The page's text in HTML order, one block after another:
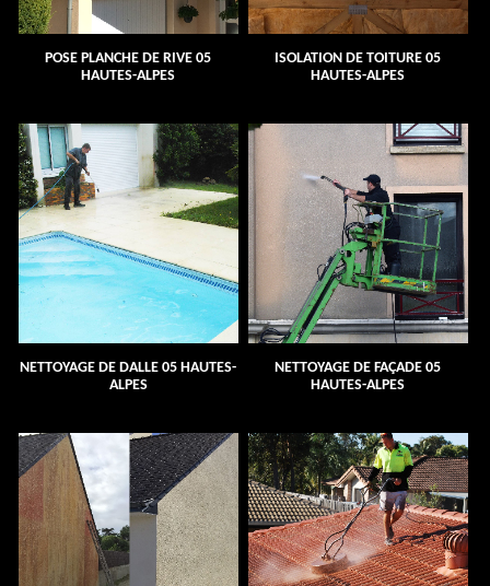
POSE PLANCHE DE RIVE 05
HAUTES-ALPES
ISOLATION DE TOITURE 05
HAUTES-ALPES
NETTOYAGE DE DALLE 05 HAUTES-
ALPES
NETTOYAGE DE FAÇADE 05
HAUTES-ALPES